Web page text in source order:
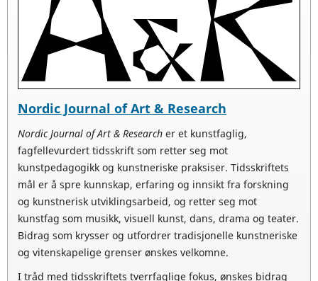
Nordic Journal of Art & Research
Nordic Journal of Art & Researcher et kunstfaglig,
fagfellevurdert tidsskrift som retter seg mot
kunstpedagogikk og kunstneriske praksiser. Tidsskriftets
mål er å spre kunnskap, erfaring og innsikt fra forskning
og kunstnerisk utviklingsarbeid, og retter seg mot
kunstfag som musikk, visuell kunst, dans, drama og teater.
Bidrag som krysser og utfordrer tradisjonelle kunstneriske
og vitenskapelige grenser ønskes velkomne.
I tråd med tidsskriftets tverrfaglige fokus, ønskes bidrag